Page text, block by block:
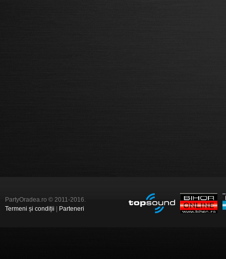
PartyOradea.ro © 2011-2016.
Termeni și condiții
Parteneri